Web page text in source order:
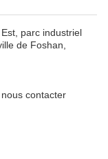
parc industriel
de Foshan,
contacter